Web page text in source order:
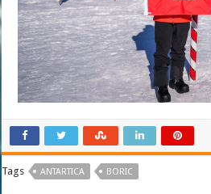
Tags ANTARTICA BORIC